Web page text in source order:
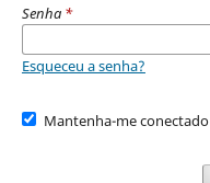
Senha *
Esqueceu a senha?
Mantenha-me conectado